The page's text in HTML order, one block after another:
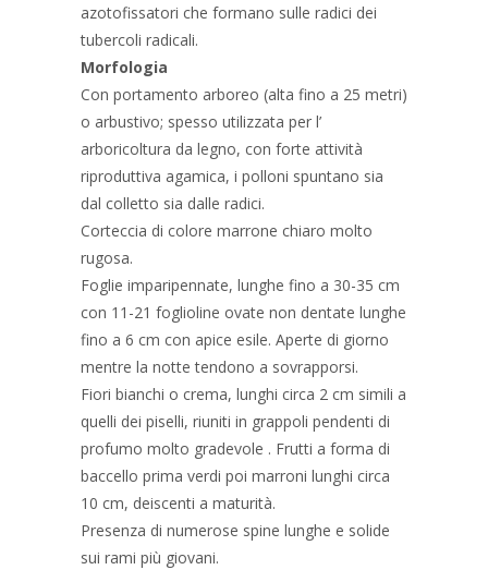
azotofissatori che formano sulle radici dei
tubercoli radicali.
Morfologia
Con portamento arboreo (alta fino a 25 metri)
o arbustivo; spesso utilizzata per l’
arboricoltura da legno, con forte attività
riproduttiva agamica, i polloni spuntano sia
dal colletto sia dalle radici.
Corteccia di colore marrone chiaro molto
rugosa.
Foglie imparipennate, lunghe fino a 30-35 cm
con 11-21 foglioline ovate non dentate lunghe
fino a 6 cm con apice esile. Aperte di giorno
mentre la notte tendono a sovrapporsi.
Fiori bianchi o crema, lunghi circa 2 cm simili a
quelli dei piselli, riuniti in grappoli pendenti di
profumo molto gradevole . Frutti a forma di
baccello prima verdi poi marroni lunghi circa
10 cm, deiscenti a maturità.
Presenza di numerose spine lunghe e solide
sui rami più giovani.